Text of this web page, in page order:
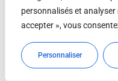
personnalisés et
accepter », vous
Personnaliser
absorbe l’essentiel.
L’année 1947 voit la
Rousseau, dans le
clef des effectifs qui